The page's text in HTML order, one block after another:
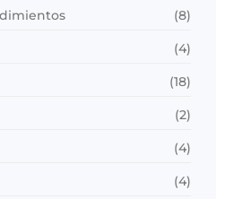
(8)
(4)
(18)
(2)
(4)
(4)